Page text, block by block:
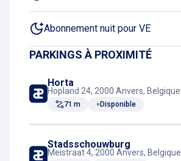
Abonnement nuit pour VE
PARKINGS À PROXIMITÉ
Horta
Hopland 24, 2000 Anvers, Belgique
71 m Disponible
Stadsschouwburg
Meistraat 4, 2000 Anvers, Belgique